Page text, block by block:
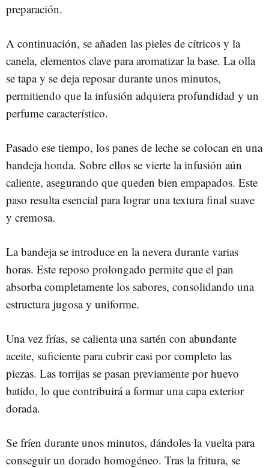
preparación.
A continuación, se añaden las pieles de cítricos y la
canela, elementos clave para aromatizar la base. La olla
se tapa y se deja reposar durante unos minutos,
permitiendo que la infusión adquiera profundidad y un
perfume característico.
Pasado ese tiempo, los panes de leche se colocan en una
bandeja honda. Sobre ellos se vierte la infusión aún
caliente, asegurando que queden bien empapados. Este
paso resulta esencial para lograr una textura final suave
y cremosa.
La bandeja se introduce en la nevera durante varias
horas. Este reposo prolongado permite que el pan
absorba completamente los sabores, consolidando una
estructura jugosa y uniforme.
Una vez frías, se calienta una sartén con abundante
aceite, suficiente para cubrir casi por completo las
piezas. Las torrijas se pasan previamente por huevo
batido, lo que contribuirá a formar una capa exterior
dorada.
Se fríen durante unos minutos, dándoles la vuelta para
conseguir un dorado homogéneo. Tras la fritura, se